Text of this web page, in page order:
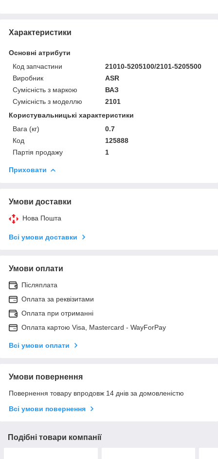
Характеристики
Основні атрибути
Код запчастини
21010-5205100/2101-5205500
Виробник
ASR
Сумісність з маркою
ВАЗ
Сумісність з моделлю
2101
Користувальницькі характеристики
Вага (кг)
0.7
Код
125888
Партія продажу
1
Приховати
Умови доставки
Нова Пошта
Всі умови доставки
Умови оплати
Післяплата
Оплата за реквізитами
Оплата при отриманні
Оплата картою Visa, Mastercard - WayForPay
Всі умови оплати
Умови повернення
Повернення товару впродовж 14 днів за домовленістю
Всі умови повернення
Подібні товари компанії